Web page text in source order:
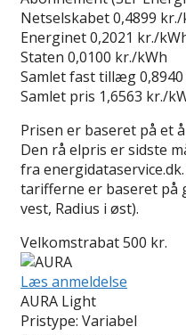
Netselskabet0,4899
Energinet0,2021 kr./
Staten 0,0100 kr./kWh
Samlet fast tillæg
Samlet pris 1,6563 kr./
Prisen er baseret på et
Den rå elpris er sidste
fra
tarifferne er baseret på
vest, Radius i øst).
Velkomstrabat 500 kr.
Læs anmeldelse
AURA Light
Pristype: Variabel